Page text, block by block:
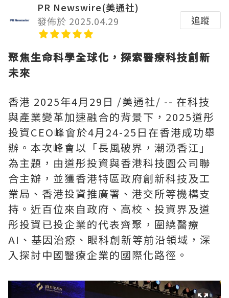
PR Newswire(美通社)
發佈於 2025.04.29
追蹤
聚焦生命科學全球化，探索醫療科技創新
未來
香港 2025年4月29日 /美通社/ -- 在科技
與產業變革加速融合的背景下，2025道彤
投資CEO峰會於4月24-25日在香港成功舉
辦。本次峰會以「長風破界，潮湧香江」
為主題，由道彤投資與香港科技園公司聯
合主辦，並獲香港特區政府創新科技及工
業局、香港投資推廣署、港交所等機構支
持。 近百位來自政府、高校、投資界及道
彤投資已投企業的代表齊聚，圍繞醫療
AI、基因治療、眼科創新等前沿領域，深
入探討中國醫療企業的國際化路徑。